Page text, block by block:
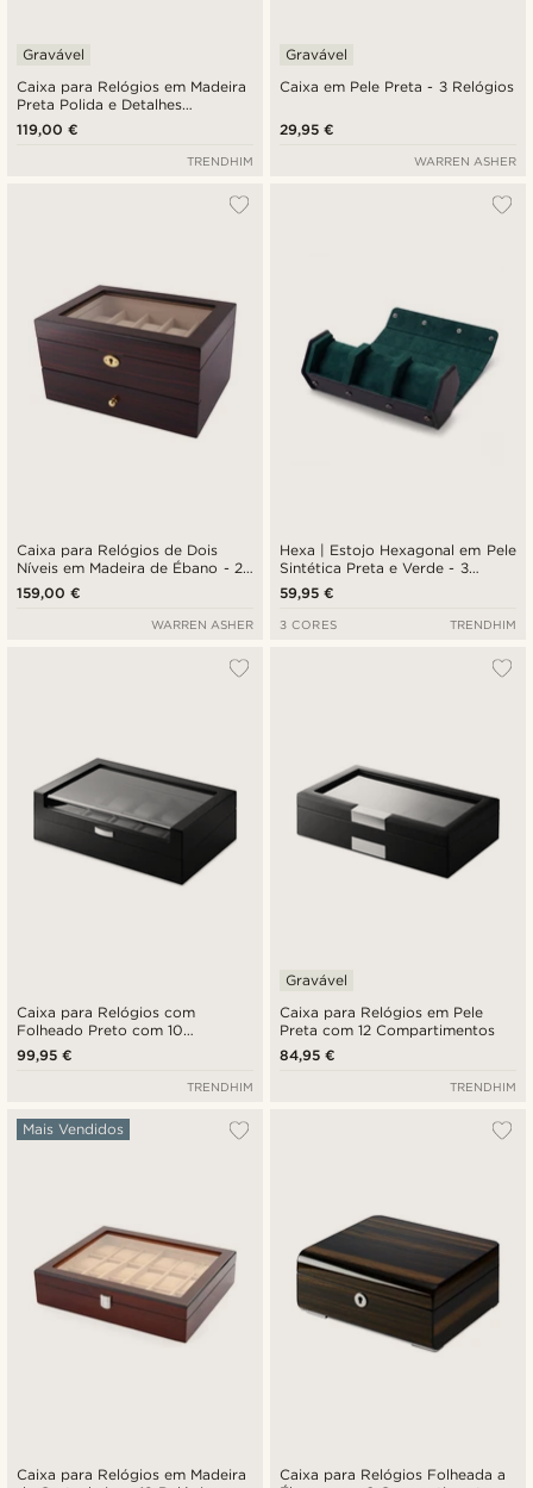
Caixa para Relógios em Madeira
Preta Polida e Detalhes
Prateados - 10 Relógios
Gravável
119,00 €
TRENDHIM
Caixa em Pele Preta - 3 Relógios
Gravável
29,95 €
WARREN ASHER
Caixa para Relógios de Dois
Níveis em Madeira de Ébano - 20
Relógios
159,00 €
WARREN ASHER
Hexa | Estojo Hexagonal em Pele
Sintética Preta e Verde - 3
Relógios
59,95 €
3 CORES TRENDHIM
Caixa para Relógios com
Folheado Preto com 10
Compartimentos
99,95 €
TRENDHIM
Caixa para Relógios em Pele
Preta com 12 Compartimentos
Gravável
84,95 €
TRENDHIM
Caixa para Relógios em Madeira
Mais Vendidos
Caixa para Relógios Folheada a